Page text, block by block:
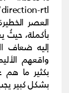
rtl”]
العصر
بأكملة، حيثُ
إليه ضعاف
واقعهم
بكثير ما هم
بشكل كبير